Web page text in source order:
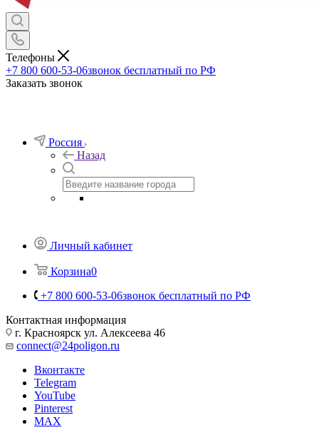
Телефоны
+7 800 600-53-06звонок бесплатный по РФ
Заказать звонок
Россия
Назад
Личный кабинет
Корзина0
+7 800 600-53-06звонок бесплатный по РФ
Контактная информация
г. Красноярск ул. Алексеева 46
connect@24poligon.ru
Вконтакте
Telegram
YouTube
Pinterest
MAX